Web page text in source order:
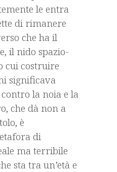
le entra
di rimanere
che ha il
il nido spazio-
cui costruire
significava
la noia e la
che dà non a
è
di
ma terribile
sta tra un’età e